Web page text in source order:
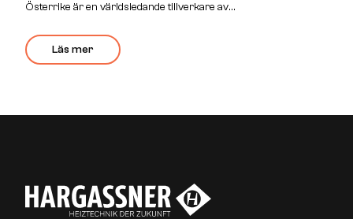
Österrike är en världsledande tillverkare av
flis och pellets. Företaget ligger i framkant när det gäller både
kvalitet och när det gäller utveckling av framtidssäker och
Läs mer